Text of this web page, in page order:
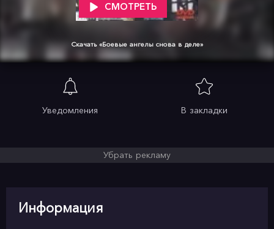
СМОТРЕТЬ
Скачать «Боевые ангелы снова в деле»
Уведомления В закладки
Убрать рекламу
Информация